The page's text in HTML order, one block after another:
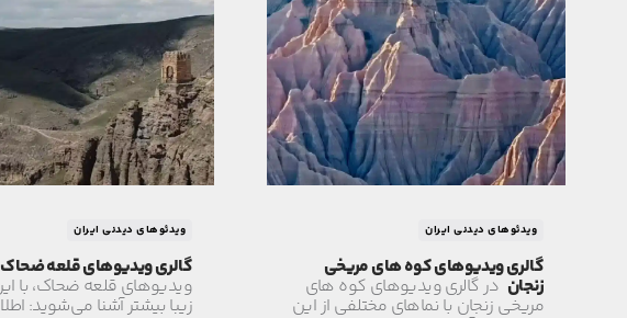
ویدئوهای دیدنی ایران
گالری ویدیوهای کوه های مریخی
زنجان در گالری ویدیوهای کوه های
مریخی زنجان با نماهای مختلفی از این
ویدئوهای دیدنی ایران
گالری ویدیوهای قلعه ضحاک
ویدیوهای قلعه ضحاک، با
زیبا بیشتر آشنا می‌شوید: